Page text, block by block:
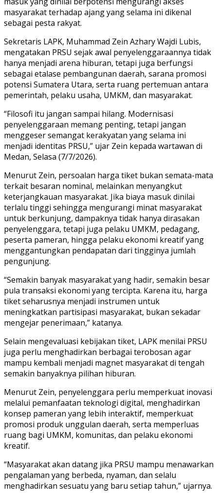
masyarakat terhadap ajang yang selama ini dikenal
sebagai pesta rakyat.
Sekretaris LAPK, Muhammad Zein Azhary Wajdi Lubis,
mengatakan PRSU sejak awal penyelenggaraannya tidak
hanya menjadi arena hiburan, tetapi juga berfungsi
sebagai etalase pembangunan daerah, sarana promosi
potensi Sumatera Utara, serta ruang pertemuan antara
pemerintah, pelaku usaha, UMKM, dan masyarakat.
“Filosofi itu jangan sampai hilang. Modernisasi
penyelenggaraan memang penting, tetapi jangan
menggeser semangat kerakyatan yang selama ini
menjadi identitas PRSU,” ujar Zein kepada wartawan di
Medan, Selasa (7/7/2026).
Menurut Zein, persoalan harga tiket bukan semata-mata
terkait besaran nominal, melainkan menyangkut
keterjangkauan masyarakat. Jika biaya masuk dinilai
terlalu tinggi sehingga mengurangi minat masyarakat
untuk berkunjung, dampaknya tidak hanya dirasakan
penyelenggara, tetapi juga pelaku UMKM, pedagang,
peserta pameran, hingga pelaku ekonomi kreatif yang
menggantungkan pendapatan dari tingginya jumlah
pengunjung.
“Semakin banyak masyarakat yang hadir, semakin besar
pula transaksi ekonomi yang tercipta. Karena itu, harga
tiket seharusnya menjadi instrumen untuk
meningkatkan partisipasi masyarakat, bukan sekadar
mengejar penerimaan,” katanya.
Selain mengevaluasi kebijakan tiket, LAPK menilai PRSU
juga perlu menghadirkan berbagai terobosan agar
mampu kembali menjadi magnet masyarakat di tengah
semakin banyaknya pilihan hiburan.
Menurut Zein, penyelenggara perlu memperkuat inovasi
melalui pemanfaatan teknologi digital, menghadirkan
konsep pameran yang lebih interaktif, memperkuat
promosi produk unggulan daerah, serta memperluas
ruang bagi UMKM, komunitas, dan pelaku ekonomi
kreatif.
“Masyarakat akan datang jika PRSU mampu menawarkan
pengalaman yang berbeda, nyaman, dan selalu
menghadirkan sesuatu yang baru setiap tahun,” ujarnya.